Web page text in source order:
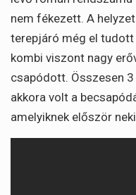
nem fékezett. A
terepjáró még el tudott
kombi viszont nagy
csapódott. Összesen
akkora volt a
amelyiknek először